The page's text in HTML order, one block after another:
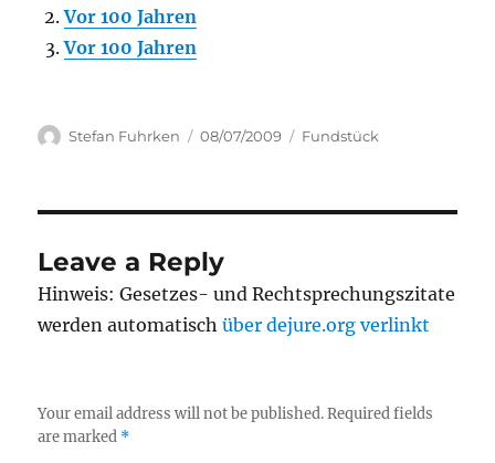
Vor 100 Jahren
Vor 100 Jahren
Author
Stefan Fuhrken
Posted
08/07/2009 Categories
Fundstück
Leave a Reply
Hinweis: Gesetzes- und Rechtsprechungszitate
werden automatischüber dejure.org verlinkt
Your email address will not be published. Required fields
are marked *